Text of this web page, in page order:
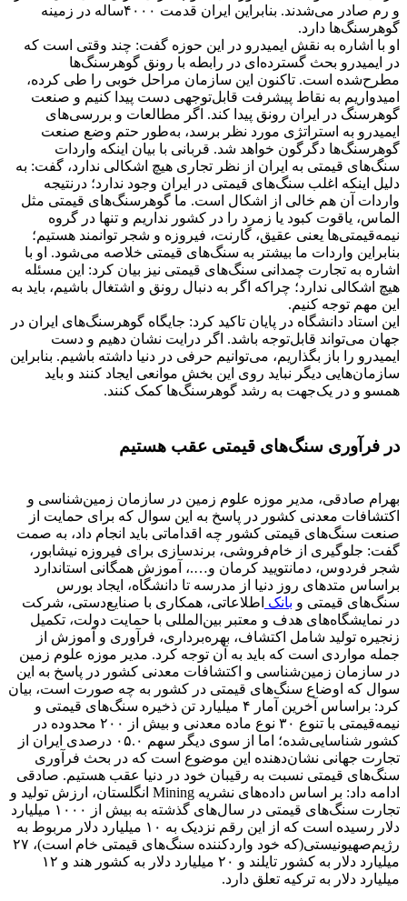
و رم صادر می‌شدند. بنابراین ایران قدمت ۴۰۰۰ساله در زمینه
گوهرسنگ‌ها دارد.
او با اشاره به نقش ایمیدرو در این حوزه گفت: چند وقتی است که
در ایمیدرو بحث گسترده‌ای در رابطه با رونق گوهرسنگ‌ها
مطرح‌شده است. تاکنون این سازمان مراحل خوبی را طی کرده،
امیدواریم به نقاط پیشرفت قابل‌توجهی دست پیدا کنیم و صنعت
گوهرسنگ در ایران رونق پیدا کند. اگر مطالعات و بررسی‌های
ایمیدرو به استراتژی مورد نظر برسد، به‌طور حتم وضع صنعت
گوهرسنگ‌ها دگرگون خواهد شد. قربانی با بیان اینکه واردات
سنگ‌های قیمتی به ایران از نظر تجاری هیچ اشکالی ندارد، گفت: به
دلیل اینکه اغلب سنگ‌های قیمتی در ایران وجود ندارد؛ درنتیجه
واردات آن هم خالی از اشکال است. ما گوهرسنگ‌های قیمتی مثل
الماس، یاقوت کبود یا زمرد را در کشور نداریم و تنها در گروه
نیمه‌قیمتی‌ها یعنی عقیق، گارنت، فیروزه و شجر توانمند هستیم؛
بنابراین واردات ما بیشتر به سنگ‌های قیمتی خلاصه می‌شود. او با
اشاره به تجارت چمدانی سنگ‌های قیمتی نیز بیان کرد: این مسئله
هیچ اشکالی ندارد؛ چراکه اگر به دنبال رونق و اشتغال باشیم، باید به
این مهم توجه کنیم.
این استاد دانشگاه در پایان تاکید کرد: جایگاه گوهرسنگ‌های ایران در
جهان می‌تواند قابل‌توجه باشد. اگر درایت نشان دهیم و دست
ایمیدرو را باز بگذاریم، می‌توانیم حرفی در دنیا داشته باشیم. بنابراین
سازمان‌هایی دیگر نباید روی این بخش موانعی ایجاد کنند و باید
همسو و در یک‌جهت به رشد گوهرسنگ‌ها کمک کنند.
در فرآوری سنگ‌های قیمتی عقب هستیم
بهرام صادقی، مدیر موزه علوم زمین در سازمان زمین‌شناسی و
اکتشافات معدنی کشور در پاسخ به این سوال که برای حمایت از
صنعت سنگ‌های قیمتی کشور چه اقداماتی باید انجام داد، به صمت
گفت: جلوگیری از خام‌فروشی، برندسازی برای فیروزه نیشابور،
شجر فردوس، دمانتویید کرمان و….، آموزش همگانی استاندارد
براساس متدهای روز دنیا از مدرسه تا دانشگاه، ایجاد بورس
سنگ‌های قیمتی و بانک اطلاعاتی، همکاری با صنایع‌دستی، شرکت
در نمایشگاه‌های هدف و معتبر بین‌المللی با حمایت دولت، تکمیل
زنجیره تولید شامل اکتشاف، بهره‌برداری، فرآوری و آموزش از
جمله مواردی است که باید به آن توجه کرد. مدیر موزه علوم زمین
در سازمان زمین‌شناسی و اکتشافات معدنی کشور در پاسخ به این
سوال که اوضاع سنگ‌های قیمتی در کشور به چه صورت است، بیان
کرد: براساس آخرین آمار ۴ میلیارد تن ذخیره سنگ‌های قیمتی و
نیمه‌قیمتی با تنوع ۳۰ نوع ماده معدنی و بیش از ۲۰۰ محدوده در
کشور شناسایی‌شده؛ اما از سوی دیگر سهم ۰۵‌.‌۰ درصدی ایران از
تجارت جهانی نشان‌دهنده این موضوع است که در بحث فرآوری
سنگ‌های قیمتی نسبت به رقیبان خود در دنیا عقب هستیم. صادقی
ادامه داد: بر اساس داده‌های نشریه Mining انگلستان، ارزش تولید و
تجارت سنگ‌های قیمتی در سال‌های گذشته به بیش از ۱۰۰۰ میلیارد
دلار رسیده است که از این رقم نزدیک به ۱۰ میلیارد دلار مربوط به
رژیم‌صهیونیستی(که خود واردکننده سنگ‌های قیمتی خام است)، ۲۷
میلیارد دلار به کشور تایلند و ۲۰ میلیارد دلار به کشور هند و ۱۲
میلیارد دلار به ترکیه تعلق دارد.